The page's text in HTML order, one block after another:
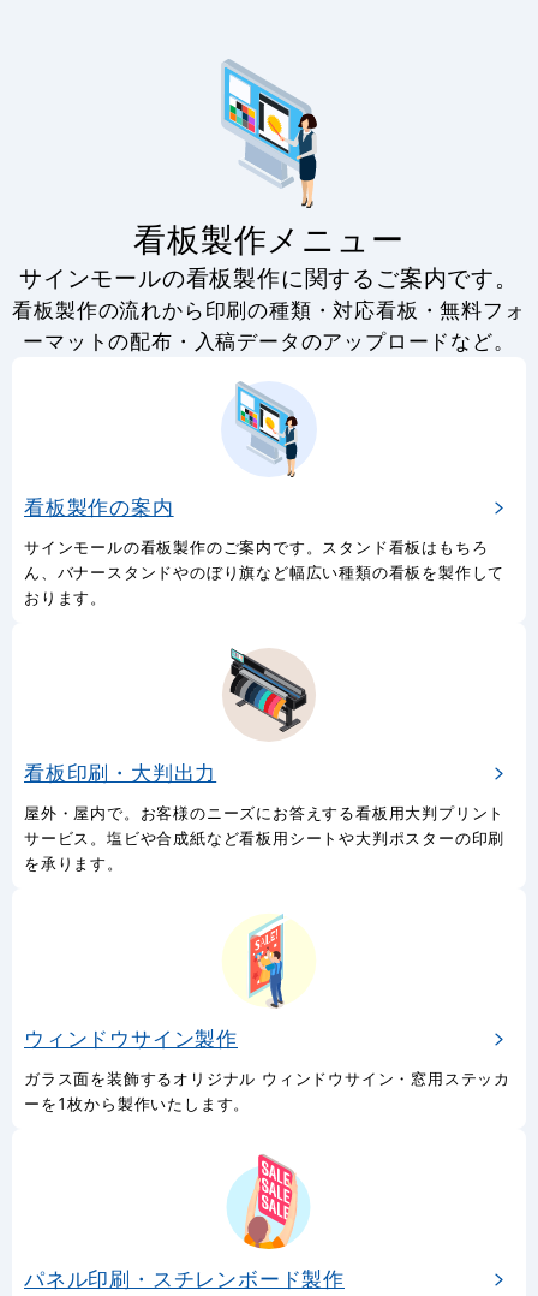
看板製作メニュー
サインモールの看板製作に関するご案内です。
看板製作の流れから印刷の種類・対応看板・無料フォ
ーマットの配布・入稿データのアップロードなど。
看板製作の案内
サインモールの看板製作のご案内です。スタンド看板はもちろ
ん、バナースタンドやのぼり旗など幅広い種類の看板を製作して
おります。
看板印刷・大判出力
屋外・屋内で。お客様のニーズにお答えする看板用大判プリント
サービス。塩ビや合成紙など看板用シートや大判ポスターの印刷
を承ります。
ウィンドウサイン製作
ガラス面を装飾するオリジナル ウィンドウサイン・窓用ステッカ
ーを1枚から製作いたします。
パネル印刷・スチレンボード製作